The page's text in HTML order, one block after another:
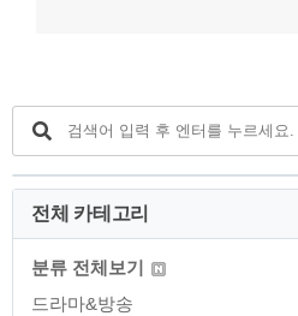
전체 카테고리
분류 전체보기
드라마&방송